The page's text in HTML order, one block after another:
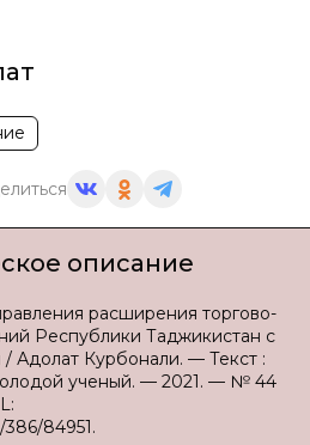
описание
расширения торгово-
Республики Таджикистан с
/ Адолат Курбонали. — Текст :
ученый. — 2021. — № 44
84951.